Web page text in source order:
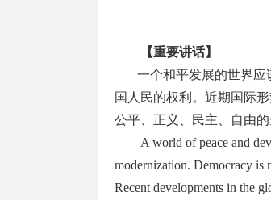
【重要讲话】
一个和平发展的世界
国人民的权利。近期国际
公平、正义、民主、自由
A world of peace and
modernization. Democracy is
Recent developments in the